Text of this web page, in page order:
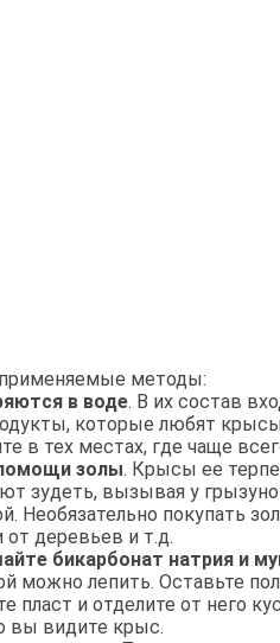
методы:
в воде. В их состав
которые любят
в тех местах, где чаще
золы. Крысы ее
зудеть, вызывая у
Необязательно покупать
от деревьев и т.д.
бикарбонат натрия и
можно лепить. Оставьте
пласт и отделите от него
вы видите крыс.